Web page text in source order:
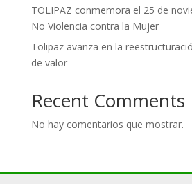
TOLIPAZ conmemora el 25 de
No Violencia contra la Mujer
Tolipaz avanza en la
de valor
Recent Comments
No hay comentarios que mostrar.